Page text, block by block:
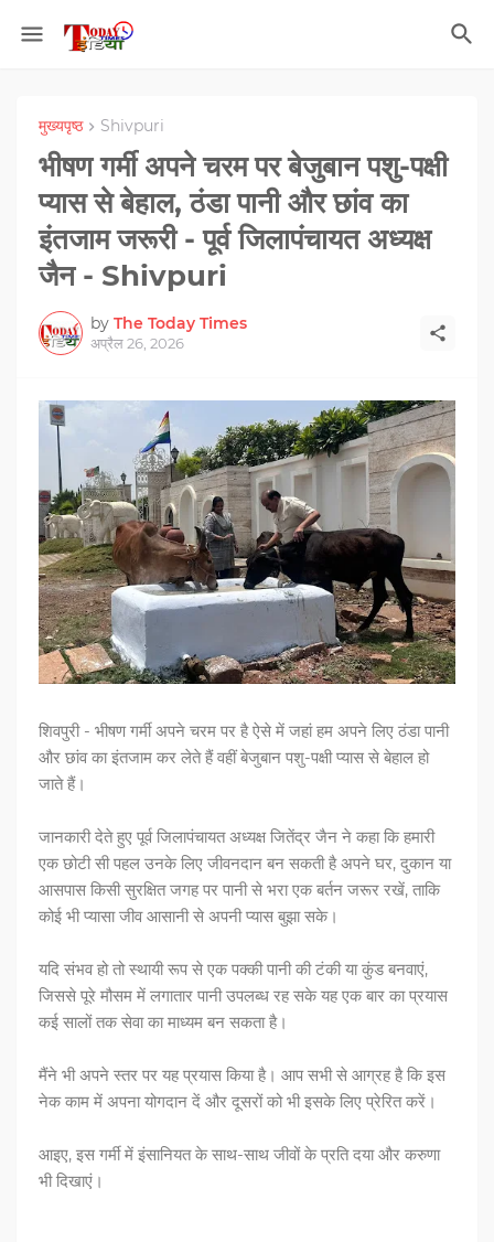
मुख्यपृष्ठ Shivpuri
भीषण गर्मी अपने चरम पर बेजुबान पशु-पक्षी
प्यास से बेहाल, ठंडा पानी और छांव का
इंतजाम जरूरी - पूर्व जिलापंचायत अध्यक्ष
जैन - Shivpuri
by The Today Times
अप्रैल 26, 2026
शिवपुरी - भीषण गर्मी अपने चरम पर है ऐसे में जहां हम अपने लिए ठंडा पानी
और छांव का इंतजाम कर लेते हैं वहीं बेजुबान पशु-पक्षी प्यास से बेहाल हो
जाते हैं।
जानकारी देते हुए पूर्व जिलापंचायत अध्यक्ष जितेंद्र जैन ने कहा कि हमारी
एक छोटी सी पहल उनके लिए जीवनदान बन सकती है अपने घर, दुकान या
आसपास किसी सुरक्षित जगह पर पानी से भरा एक बर्तन जरूर रखें, ताकि
कोई भी प्यासा जीव आसानी से अपनी प्यास बुझा सके।
यदि संभव हो तो स्थायी रूप से एक पक्की पानी की टंकी या कुंड बनवाएं,
जिससे पूरे मौसम में लगातार पानी उपलब्ध रह सके यह एक बार का प्रयास
कई सालों तक सेवा का माध्यम बन सकता है।
मैंने भी अपने स्तर पर यह प्रयास किया है। आप सभी से आग्रह है कि इस
नेक काम में अपना योगदान दें और दूसरों को भी इसके लिए प्रेरित करें।
आइए, इस गर्मी में इंसानियत के साथ-साथ जीवों के प्रति दया और करुणा
भी दिखाएं।